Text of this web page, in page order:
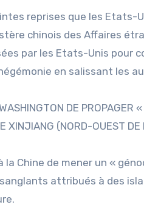
reprises que les Etats-
chinois des Affaires
par les Etats-Unis pour
en salissant les
DE PROPAGER
XINJIANG (NORD-OUEST DE
Chine de mener un «
attribués à des